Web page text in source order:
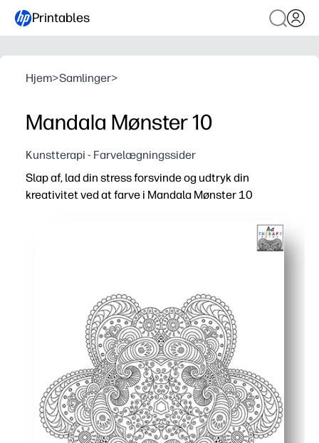
Printables
Hjem>Samlinger>
Mandala Mønster 10
Kunstterapi - Farvelægningssider
Slap af, lad din stress forsvinde og udtryk din
kreativitet ved at farve i Mandala Mønster 10
Du udskriver og går - tag farveblyanter, blyanter eller
Mindful farvelægning hjælper dig med at nulstille - en